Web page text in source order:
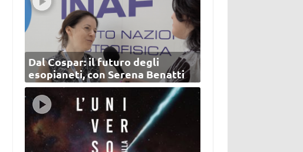
Dal Cospar: il futuro degli
esopianeti, con Serena Benatti